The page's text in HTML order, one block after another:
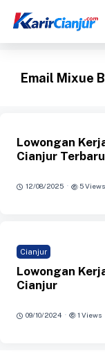
Email Mixue
Lowongan
Cianjur
12/08/2025 · 5 Views
Cianjur
Lowongan
Cianjur
09/10/2024 · 1 Views